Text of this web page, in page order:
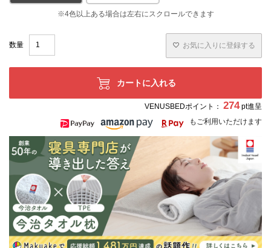
お気に入りに登録する
カートに入れる
VENUSBEDポイント： 274 pt進呈
もご利用いただけます